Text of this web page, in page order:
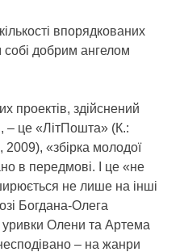
впорядкованих
собі добрим ангелом
проектів, здійснений
– це «ЛітПошта» (К.:
«збірка молодої
в передмові. І це «не
не лише на інші
Богдана-Олега
уривки Олени та Артема
– на жанри